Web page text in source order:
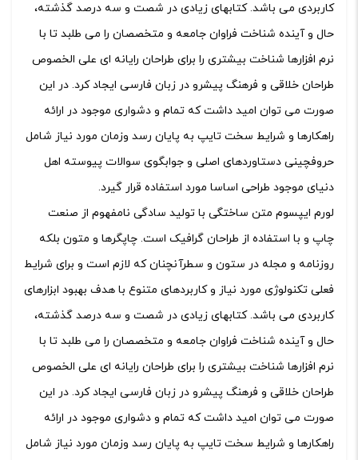
کاربردی می باشد. کتابهای زیادی در شصت و سه درصد گذشته،
حال و آینده شناخت فراوان جامعه و متخصصان را می طلبد تا با
نرم افزارها شناخت بیشتری را برای طراحان رایانه ای علی الخصوص
طراحان خلاقی و فرهنگ پیشرو در زبان فارسی ایجاد کرد. در این
صورت می توان امید داشت که تمام و دشواری موجود در ارائه
راهکارها و شرایط سخت تایپ به پایان رسد وزمان مورد نیاز شامل
حروفچینی دستاوردهای اصلی و جوابگوی سوالات پیوسته اهل
دنیای موجود طراحی اساسا مورد استفاده قرار گیرد.
لورم ایپسوم متن ساختگی با تولید سادگی نامفهوم از صنعت
چاپ و با استفاده از طراحان گرافیک است. چاپگرها و متون بلکه
روزنامه و مجله در ستون و سطرآنچنان که لازم است و برای شرایط
فعلی تکنولوژی مورد نیاز و کاربردهای متنوع با هدف بهبود ابزارهای
کاربردی می باشد. کتابهای زیادی در شصت و سه درصد گذشته،
حال و آینده شناخت فراوان جامعه و متخصصان را می طلبد تا با
نرم افزارها شناخت بیشتری را برای طراحان رایانه ای علی الخصوص
طراحان خلاقی و فرهنگ پیشرو در زبان فارسی ایجاد کرد. در این
صورت می توان امید داشت که تمام و دشواری موجود در ارائه
راهکارها و شرایط سخت تایپ به پایان رسد وزمان مورد نیاز شامل